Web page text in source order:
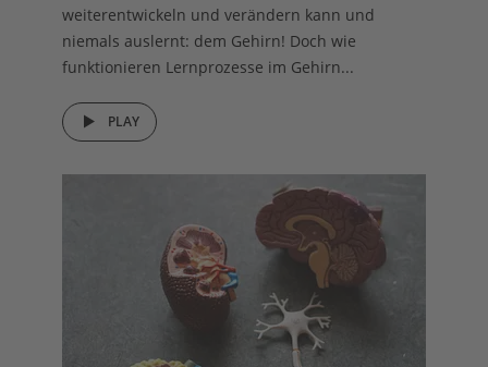
weiterentwickeln und verändern kann und
niemals auslernt: dem Gehirn! Doch wie
funktionieren Lernprozesse im Gehirn...
PLAY